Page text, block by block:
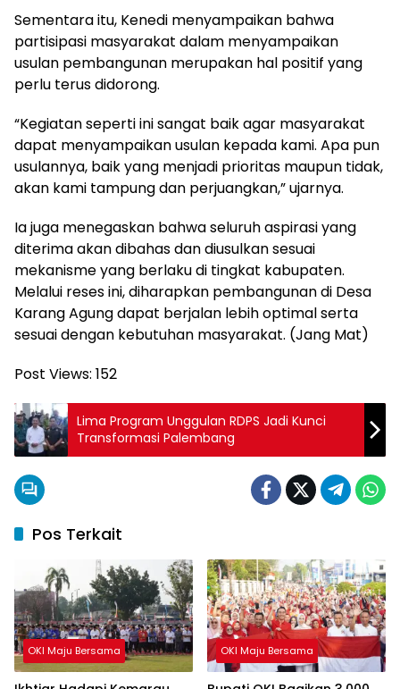
Sementara itu, Kenedi menyampaikan bahwa
partisipasi masyarakat dalam menyampaikan
usulan pembangunan merupakan hal positif yang
perlu terus didorong.
“Kegiatan seperti ini sangat baik agar masyarakat
dapat menyampaikan usulan kepada kami. Apa pun
usulannya, baik yang menjadi prioritas maupun tidak,
akan kami tampung dan perjuangkan,” ujarnya.
Ia juga menegaskan bahwa seluruh aspirasi yang
diterima akan dibahas dan diusulkan sesuai
mekanisme yang berlaku di tingkat kabupaten.
Melalui reses ini, diharapkan pembangunan di Desa
Karang Agung dapat berjalan lebih optimal serta
sesuai dengan kebutuhan masyarakat. (Jang Mat)
Post Views: 152
Lima Program Unggulan RDPS Jadi Kunci
Transformasi Palembang
Pos Terkait
OKI Maju Bersama OKI Maju Bersama